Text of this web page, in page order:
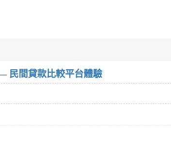
民間貸款比較平台體驗